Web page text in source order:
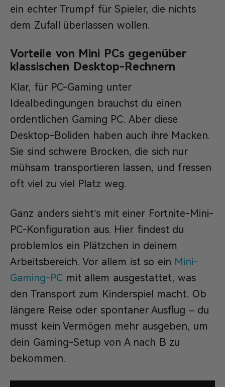
ein echter Trumpf für Spieler, die nichts
dem Zufall überlassen wollen.
Vorteile von Mini PCs gegenüber
klassischen Desktop-Rechnern
Klar, für PC-Gaming unter
Idealbedingungen brauchst du einen
ordentlichen Gaming PC. Aber diese
Desktop-Boliden haben auch ihre Macken.
Sie sind schwere Brocken, die sich nur
mühsam transportieren lassen, und fressen
oft viel zu viel Platz weg.
Ganz anders sieht’s mit einer Fortnite-Mini-
PC-Konfiguration aus. Hier findest du
problemlos ein Plätzchen in deinem
Arbeitsbereich. Vor allem ist so ein Mini-
Gaming-PC mit allem ausgestattet, was
den Transport zum Kinderspiel macht. Ob
längere Reise oder spontaner Ausflug – du
musst kein Vermögen mehr ausgeben, um
dein Gaming-Setup von A nach B zu
bekommen.